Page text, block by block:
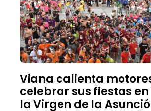
Viana calienta
celebrar sus fiestas en
la Virgen de la